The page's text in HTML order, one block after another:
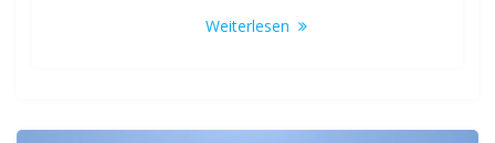
Weiterlesen